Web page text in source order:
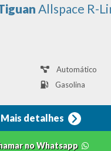
Allspace R-
Automático
Gasolina
Mais detalhes
no Whatsapp